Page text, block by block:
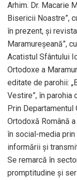
Arhim. Dr. Macarie
Bisericii Noastre”,
în prezent, și
Maramureșeană”,
Acatistul Sfântului
Ortodoxe a
editate de parohii:
Vestire”, în parohia
Prin
Ortodoxă Română
în social-media
informării și
Se remarcă în
promptitudine și